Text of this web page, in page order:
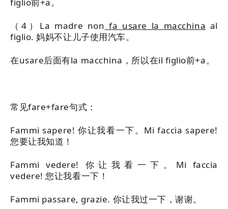
（4）La madre non fa usare la macchina al
figlio. 妈妈不让儿子使用汽车。
在usare后面有la macchina，所以在il figlio前+a。
常见fare+fare句式：
Fammi sapere! 你让我看一下。Mi faccia sapere!
您要让我知道！
Fammi vedere! 你让我看一下。Mi faccia
vedere! 您让我看一下！
Fammi passare, grazie. 你让我过一下，谢谢。